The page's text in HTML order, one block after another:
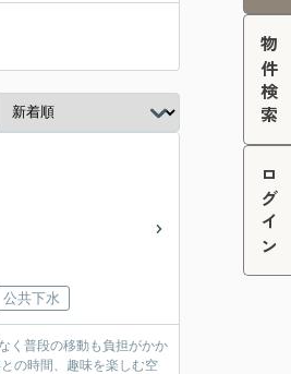
公共下水
く普段の移動も負担がかか
の時間、趣味を楽しむ空
物件検索
ログイン